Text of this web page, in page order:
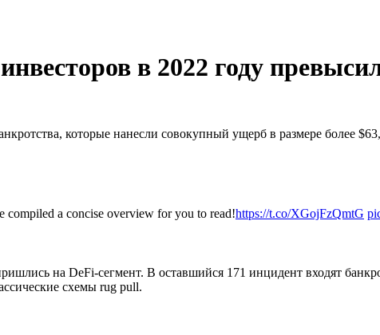
в 2022 году
которые нанесли совокупный ущерб в размере более
compiled a concise overview for you to read!https://t.co/XGojFzQmtG
на DeFi-сегмент. В оставшийся 171 инцидент входят
схемы rug pull.